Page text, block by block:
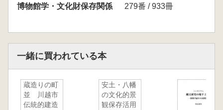
博物館学・文化財保存関係
279番 / 933冊
一緒に買われている本
蔵造りの町
並 川越市
伝統的建造
安土・八幡
の文化的景
観保存活用